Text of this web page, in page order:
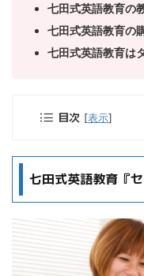
七田式英語教育の
七田式英語教育の
七田式英語教育は
目次 [表示]
七田式英語教育『